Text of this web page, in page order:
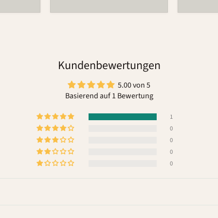
Kundenbewertungen
5.00 von 5
Basierend auf 1 Bewertung
1
0
0
0
0